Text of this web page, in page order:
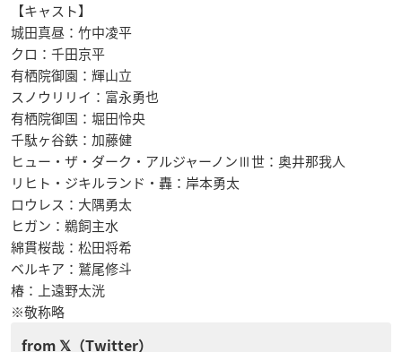
【キャスト】
城田真昼：竹中凌平
クロ：千田京平
有栖院御園：輝山立
スノウリリイ：富永勇也
有栖院御国：堀田怜央
千駄ヶ谷鉄：加藤健
ヒュー・ザ・ダーク・アルジャーノンⅢ世：奥井那我人
リヒト・ジキルランド・轟：岸本勇太
ロウレス：大隅勇太
ヒガン：鵜飼主水
綿貫桜哉：松田将希
ベルキア：鷲尾修斗
椿：上遠野太洸
※敬称略